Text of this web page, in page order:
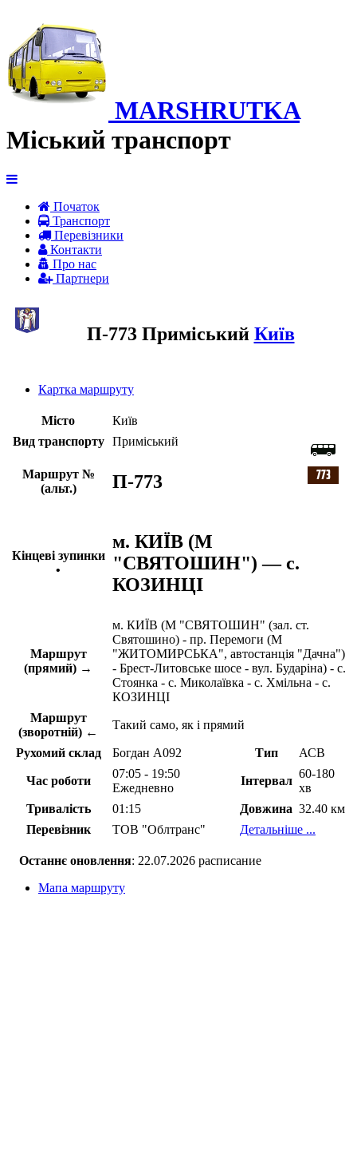
MARSHRUTKA
Міський транспорт
Початок
Транспорт
Перевiзники
Контакти
Про нас
Партнери
П-773 Приміський Київ
Картка маршруту
Місто
Київ
Вид транспорту
Приміський
Маршрут №
(альт.)
П-773
Кінцеві зупинки
•
м. КИЇВ (М
"СВЯТОШИН") — с.
КОЗИНЦІ
Маршрут
(прямий) →
м. КИЇВ (М "СВЯТОШИН" (зал. ст.
Святошино) - пр. Перемоги (М
"ЖИТОМИРСЬКА", автостанція "Дачна")
- Брест-Литовське шосе - вул. Бударіна) - с.
Стоянка - с. Миколаївка - с. Хмільна - с.
КОЗИНЦІ
Маршрут
(зворотній) ←
Такий само, як і прямий
Рухомий склад Богдан А092 Тип АСВ
Час роботи
07:05 - 19:50
Ежедневно
Інтервал
60-180
хв
Тривалість
01:15 Довжина 32.40 км
Перевізник
ТОВ "Облтранс" Детальніше ...
Останнє оновлення: 22.07.2026 расписание
Мапа маршруту